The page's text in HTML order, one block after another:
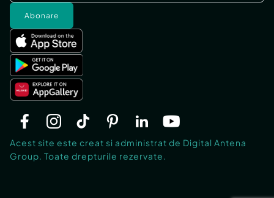
Abonare
Acest site este creat si administrat de Digital Antena
Group. Toate drepturile rezervate.